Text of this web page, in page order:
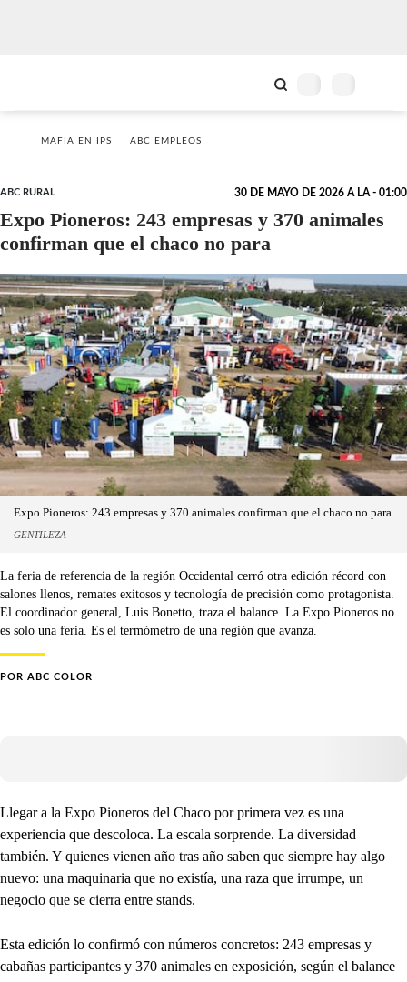
MAFIA EN IPS ABC EMPLEOS
ABC RURAL 30 DE MAYO DE 2026 A LA - 01:00
Expo Pioneros: 243 empresas y 370 animales
confirman que el chaco no para
Expo Pioneros: 243 empresas y 370 animales confirman que el chaco no para
GENTILEZA
La feria de referencia de la región Occidental cerró otra edición récord con
salones llenos, remates exitosos y tecnología de precisión como protagonista.
El coordinador general, Luis Bonetto, traza el balance. La Expo Pioneros no
es solo una feria. Es el termómetro de una región que avanza.
POR ABC COLOR
Llegar a la Expo Pioneros del Chaco por primera vez es una
experiencia que descoloca. La escala sorprende. La diversidad
también. Y quienes vienen año tras año saben que siempre hay algo
nuevo: una maquinaria que no existía, una raza que irrumpe, un
negocio que se cierra entre stands.
Esta edición lo confirmó con números concretos: 243 empresas y
cabañas participantes y 370 animales en exposición, según el balance